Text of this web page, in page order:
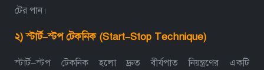
টের পান।
২) স্টার্ট–স্টপ টেকনিক (Start–Stop Technique)
স্টার্ট–স্টপ টেকনিক হলো দ্রুত বীর্যপাত নিয়ন্ত্রণের একটি